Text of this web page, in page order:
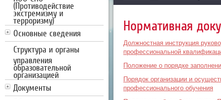
(Противодействие
экстремизму и
терроризму)
Основные сведения
Структура и органы
управления
образовательной
организацией
Документы
Нормативная
Должностная инструкция
профессиональной
Положение о порядке
Порядок организации и
профессионального обучения